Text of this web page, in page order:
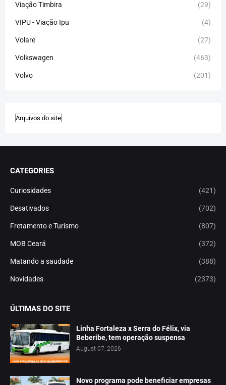
Viação Timbira (29)
VIPU - Viação Ipu (4)
Volare (27)
Volkswagen (463)
Volvo (201)
CATEGORIES
Curiosidades (421)
Desativados (702)
Fretamento e Turismo (807)
MOB Ceará (372)
Matando a saudade (388)
Novidades (2373)
ÚLTIMAS DO SITE
Linha Fortaleza x Serra do Félix, via
Beberibe, tem operação suspensa
August 07, 2026
Novo programa pode beneficiar empresas